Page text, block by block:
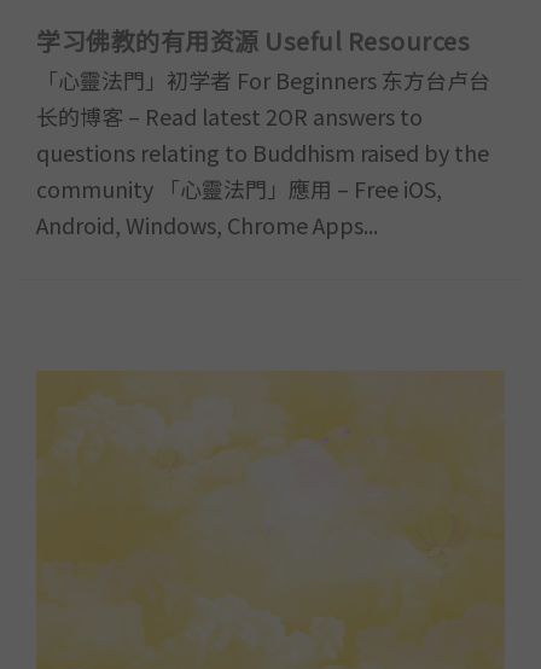
学习佛教的有用资源 Useful Resources
「心靈法門」初学者 For Beginners 东方台卢台
长的博客 – Read latest 2OR answers to
questions relating to Buddhism raised by the
community 「心靈法門」應用 – Free iOS,
Android, Windows, Chrome Apps...